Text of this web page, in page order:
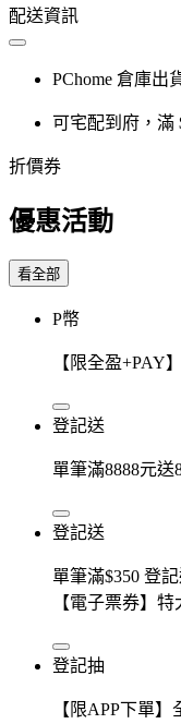
配送資訊
PChome 倉庫出
可宅配到府，滿
折價券
優惠活動
看全部
P幣
【限全盈+PAY
登記送
單筆滿8888元送
登記送
單筆滿$350 登
【電子票券】
登記抽
【限APP下單